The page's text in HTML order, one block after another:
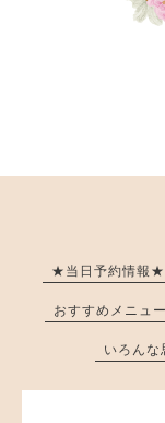
★当日予約情報★
おすすめメニュー
いろんな